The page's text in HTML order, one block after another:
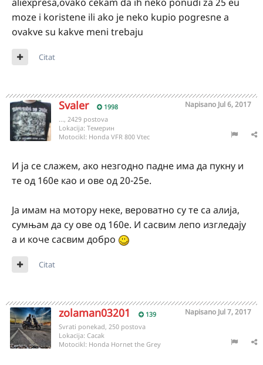
moze i koristene ili ako je neko kupio pogresne a
ovakve su kakve meni trebaju
Citat
Svaler 1998 Napisano Jul 6, 2017
..., 2429 postova
Lokacija: Tемерин
Motocikl: Honda VFR 800 Vtec
И ја се слажем, ако незгодно падне има да пукну и
те од 160е као и ове од 20-25е.
Ја имам на мотору неке, вероватно су те са алија,
сумњам да су ове од 160е. И сасвим лепо изгледају
а и коче сасвим добро
Citat
zolaman03201 139 Napisano Jul 7, 2017
Svrati ponekad, 250 postova
Lokacija: Cacak
Motocikl: Honda Hornet the Grey